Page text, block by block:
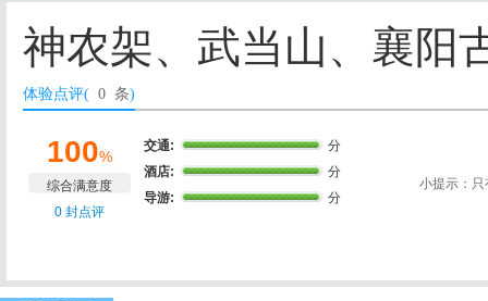
神农架、武当山、襄阳
体验点评( 0 条)
100%
综合满意度
0 封点评
交通:
分
酒店:
分
导游:
分
小提示：